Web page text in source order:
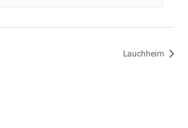
Lauchheim